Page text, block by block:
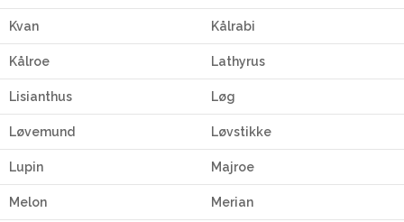
Kvan Kålrabi
Kålroe Lathyrus
Lisianthus Løg
Løvemund Løvstikke
Lupin Majroe
Melon Merian